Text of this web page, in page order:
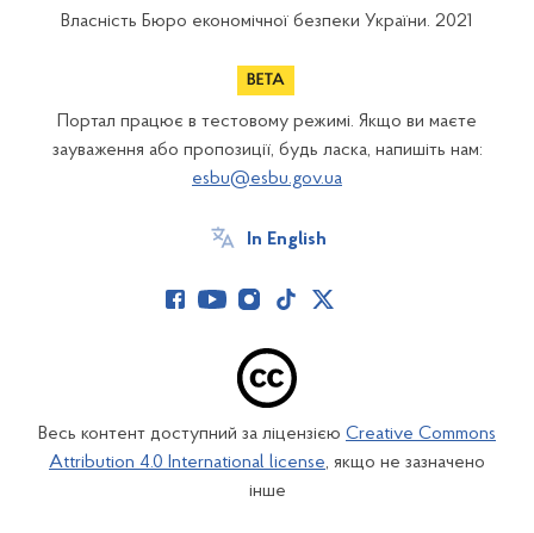
Власність Бюро економічної безпеки України. 2021
Портал працює в тестовому режимі. Якщо ви маєте
зауваження або пропозиції, будь ласка, напишіть нам:
esbu@esbu.gov.ua
In English
Весь контент доступний за ліцензією Creative Commons
Attribution 4.0 International license, якщо не зазначено
інше